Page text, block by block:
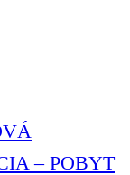
– POBYT